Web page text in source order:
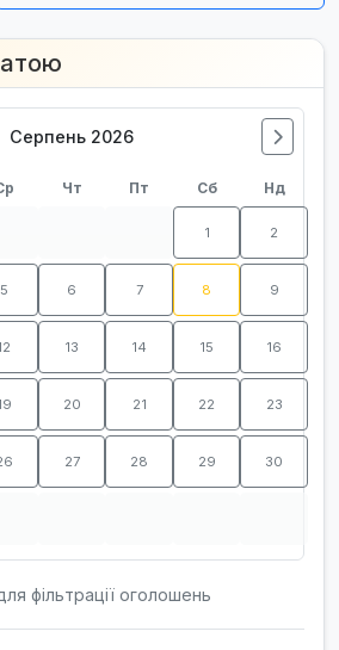
Серпень 2026
Чт Пт Сб Нд
1 2
5 6 7 8 9
13 14 15 16
20 21 22 23
27 28 29 30
фільтрації оголошень